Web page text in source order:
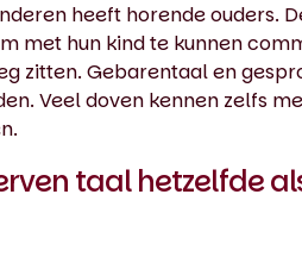
heeft horende ouders.
met hun kind te kunnen
zitten. Gebarentaal en
Veel doven kennen zelfs
taal hetzelfde